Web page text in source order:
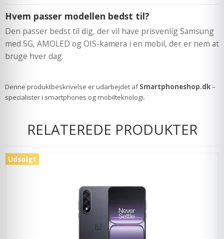
Hvem passer modellen bedst til?
Den passer bedst til dig, der vil have prisvenlig Samsung
med 5G, AMOLED og OIS-kamera i en mobil, der er nem at
bruge hver dag.
Denne produktbeskrivelse er udarbejdet afSmartphoneshop.dk–
specialister i smartphones og mobilteknologi.
RELATEREDE PRODUKTER
Udsolgt